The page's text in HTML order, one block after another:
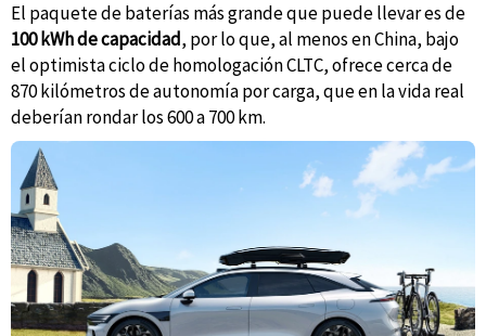
El paquete de baterías más grande que puede llevar es de
100 kWh de capacidad, por lo que, al menos en China, bajo
el optimista ciclo de homologación CLTC, ofrece cerca de
870 kilómetros de autonomía por carga, que en la vida real
deberían rondar los 600 a 700 km.